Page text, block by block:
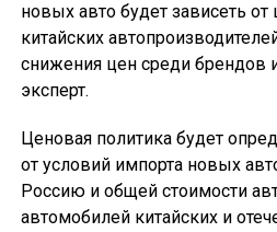
новых авто будет зависеть от
китайских
снижения цен среди брендов
эксперт.
Ценовая политика будет
от условий импорта новых
Россию и общей стоимости
автомобилей китайских и